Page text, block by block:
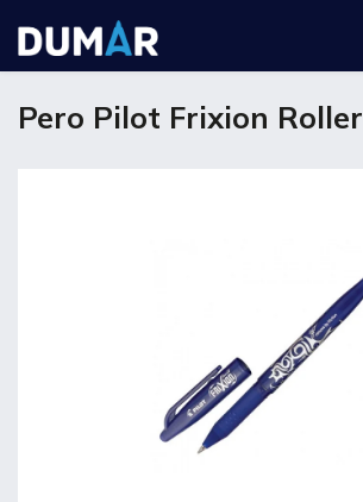
Pero Pilot Frixion Roller